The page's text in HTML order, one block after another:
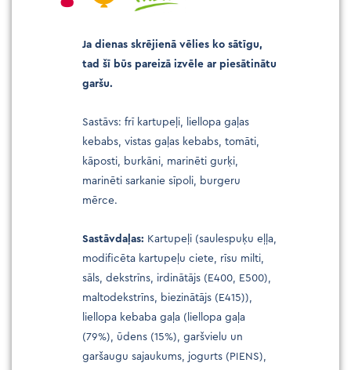
Ja dienas skrējienā vēlies ko sātīgu,
tad šī būs pareizā izvēle ar piesātinātu
garšu.
Sastāvs: frī kartupeļi, liellopa gaļas
kebabs, vistas gaļas kebabs, tomāti,
kāposti, burkāni, marinēti gurķi,
marinēti sarkanie sīpoli, burgeru
mērce.
Sastāvdaļas: Kartupeļi (saulespuķu eļļa,
modificēta kartupeļu ciete, rīsu milti,
sāls, dekstrīns, irdinātājs (E400, E500),
maltodekstrīns, biezinātājs (E415)),
liellopa kebaba gaļa (liellopa gaļa
(79%), ūdens (15%), garšvielu un
garšaugu sajaukums, jogurts (PIENS),